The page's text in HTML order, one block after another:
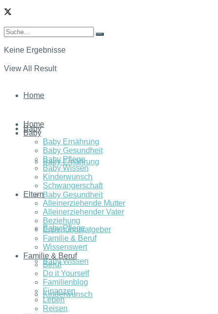
Keine Ergebnisse
View All Result
Home
Baby
Baby Ernährung
Baby Gesundheit
Baby Pflege
Baby Wissen
Kinderwunsch
Home
Baby
Baby Ernährung
Baby Gesundheit
Baby Pflege
Baby Wissen
Kinderwunsch
Schwangerschaft
Eltern
Alleinerziehende Mutter
Alleinerziehender Vater
Beziehung
Erziehungsratgeber
Familie & Beruf
Wissenswert
Familie & Beruf
Beruf
Do it Yourself
Familienblog
Finanzen
Leben
Reisen